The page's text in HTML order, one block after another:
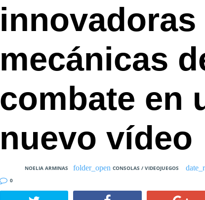
innovadoras
mecánicas
combate en
nuevo vídeo
NOELIA ARMINAS CONSOLAS / VIDEOJUEGOS
0